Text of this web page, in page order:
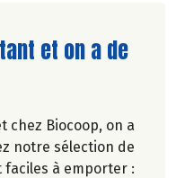
exigeante.
et on a de
chez Biocoop, on a
notre sélection de
à emporter :